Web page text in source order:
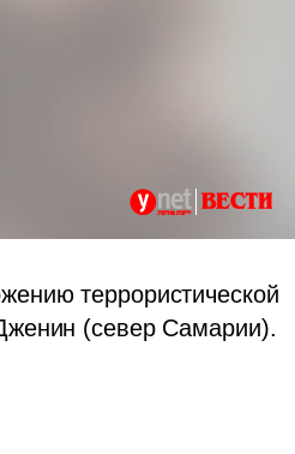
террористической
(север Самарии).